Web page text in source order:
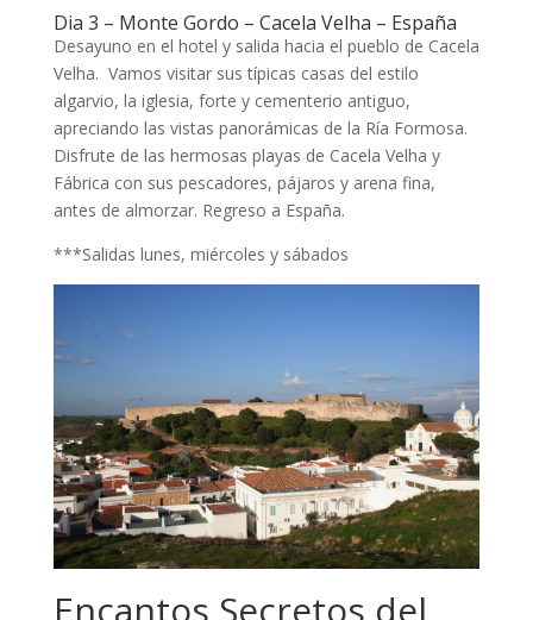
Dia 3 – Monte Gordo – Cacela Velha – España
Desayuno en el hotel y salida hacia el pueblo de Cacela
Velha. Vamos visitar sus típicas casas del estilo
algarvio, la iglesia, forte y cementerio antiguo,
apreciando las vistas panorámicas de la Ría Formosa.
Disfrute de las hermosas playas de Cacela Velha y
Fábrica con sus pescadores, pájaros y arena fina,
antes de almorzar. Regreso a España.
***Salidas lunes, miércoles y sábados
Encantos Secretos del